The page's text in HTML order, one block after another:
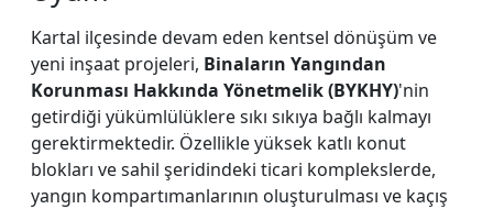
Kartal ilçesinde devam eden kentsel dönüşüm ve
yeni inşaat projeleri, Binaların Yangından
Korunması Hakkında Yönetmelik (BYKHY)'nin
getirdiği yükümlülüklere sıkı sıkıya bağlı kalmayı
gerektirmektedir. Özellikle yüksek katlı konut
blokları ve sahil şeridindeki ticari komplekslerde,
yangın kompartımanlarının oluşturulması ve kaçış